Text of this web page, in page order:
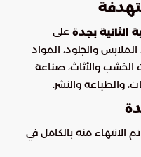
الثانية بجدة على
والجلود، المواد
الخشب والأثاث، صناعة
والطباعة والنشر.
الانتهاء منه بالكامل في